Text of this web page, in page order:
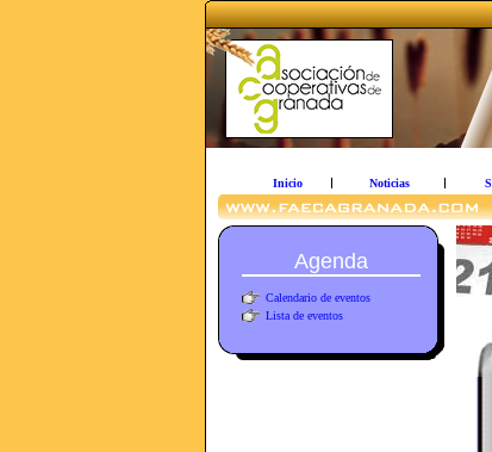
Inicio Noticias
Agenda
Calendario de eventos
Lista de eventos